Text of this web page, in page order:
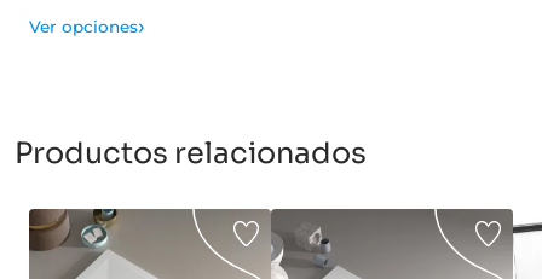
Ver opciones›
Productos relacionados